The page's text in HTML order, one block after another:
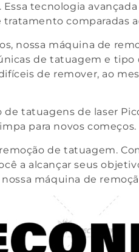
tecnologia
comparadas
nossa máquina de
de tatuagem e
de remover, ao
tatuagens de laser
para novos começos.
de tatuagem.
a alcançar seus
máquina de